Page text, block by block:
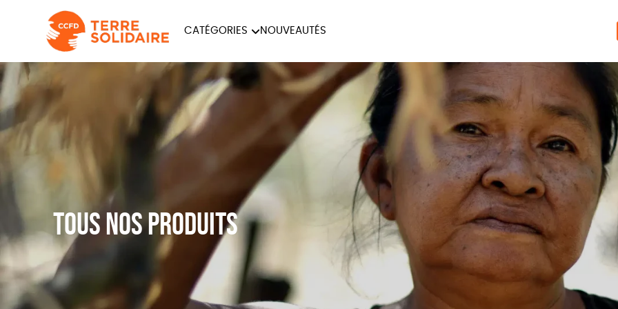
CATÉGORIES
ÉQUITABLE ÉPICERIE MAISON
PAPETERIE LIVRES JEUX
NOUVEAUTÉS
Tous nos produits